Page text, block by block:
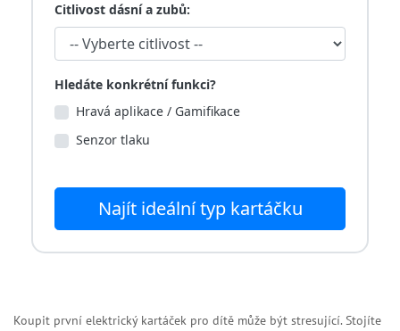
Citlivost dásní a zubů:
Hledáte konkrétní funkci?
Hravá aplikace / Gamifikace
Senzor tlaku
Najít ideální typ kartáčku
Koupit první elektrický kartáček pro dítě může být stresující. Stojíte